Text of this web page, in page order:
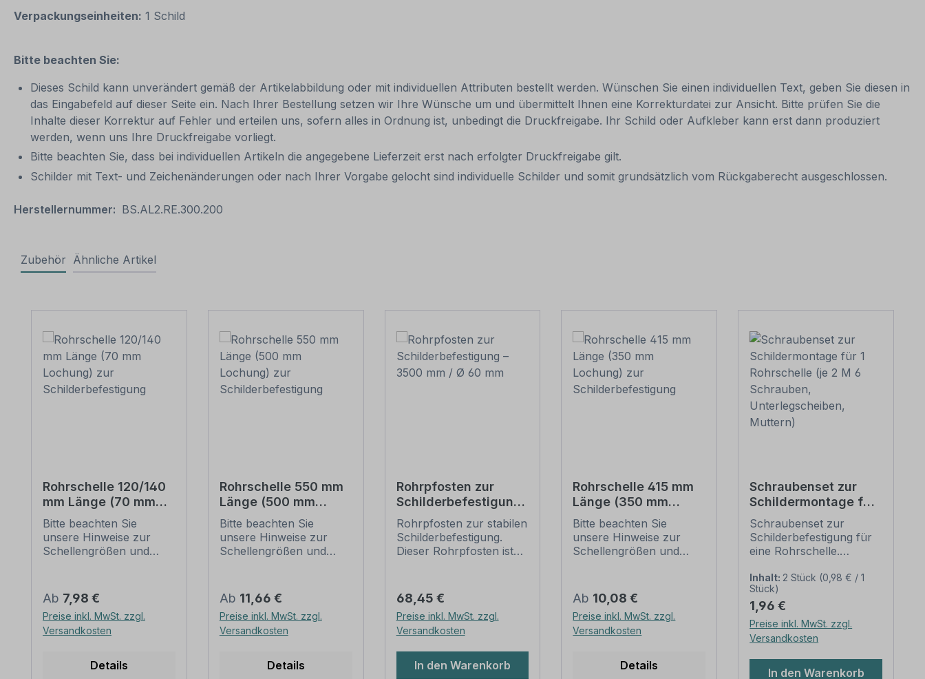
Verpackungseinheiten: 1 Schild
Bitte beachten Sie:
Dieses Schild kann unverändert gemäß der Artikelabbildung oder mit individuellen Attributen bestellt werden. Wünschen Sie einen individuellen Text, geben Sie diesen in
das Eingabefeld auf dieser Seite ein. Nach Ihrer Bestellung setzen wir Ihre Wünsche um und übermittelt Ihnen eine Korrekturdatei zur Ansicht. Bitte prüfen Sie die
Inhalte dieser Korrektur auf Fehler und erteilen uns, sofern alles in Ordnung ist, unbedingt die Druckfreigabe. Ihr Schild oder Aufkleber kann erst dann produziert
werden, wenn uns Ihre Druckfreigabe vorliegt.
Bitte beachten Sie, dass bei individuellen Artikeln die angegebene Lieferzeit erst nach erfolgter Druckfreigabe gilt.
Schilder mit Text- und Zeichenänderungen oder nach Ihrer Vorgabe gelocht sind individuelle Schilder und somit grundsätzlich vom Rückgaberecht ausgeschlossen.
Herstellernummer: BS.AL2.RE.300.200
Zubehör Ähnliche Artikel
Rohrschelle 120/140
mm Länge (70 mm
Lochung) zur
Schilderbefestigung
Bitte beachten Sie
unsere Hinweise zur
Schellengrößen und
(weiter unten).
Rohrschellen nach der
IVZ-Norm stellen die
Standardbefestigungen
Verkehrszeichen dar. Sie
Regulärer Preis:
Ab 7,98 €
Preise inkl. MwSt. zzgl.
Versandkosten
Details
Rohrschelle 550 mm
Länge (500 mm
Lochung) zur
Schilderbefestigung
Bitte beachten Sie
unsere Hinweise zur
Schellengrößen und
(weiter unten).
Rohrschellen nach der
IVZ-Norm stellen die
Standardbefestigungen
Verkehrszeichen dar. Sie
Regulärer Preis:
Ab 11,66 €
Preise inkl. MwSt. zzgl.
Versandkosten
Details
Rohrpfosten zur
Schilderbefestigung
– 3500 mm / Ø 60
mm
Rohrpfosten zur stabilen
Schilderbefestigung.
Dieser Rohrpfosten ist
60 mm geeignet.
Merkmale dieses
Rohrpfostens:
Ausführung: Stahl,
Ausführung -
Regulärer Preis:
68,45 €
Preise inkl. MwSt. zzgl.
Versandkosten
In den Warenkorb
Rohrschelle 415 mm
Länge (350 mm
Lochung) zur
Schilderbefestigung
Bitte beachten Sie
unsere Hinweise zur
Schellengrößen und
(weiter unten).
Rohrschellen nach der
IVZ-Norm stellen die
Standardbefestigungen
Verkehrszeichen dar. Sie
Regulärer Preis:
Ab 10,08 €
Preise inkl. MwSt. zzgl.
Versandkosten
Details
Schraubenset zur
Schildermontage für
1 Rohrschelle (je 2 M
6 Schrauben,
Unterlegscheiben,
Schraubenset zur
Schilderbefestigung für
eine Rohrschelle.
Schraubensets zur
Schilderbefestigung:
Ausführung: Stahl,
feuerverzinkt
Verpackungseinheit -
Set: 2 Stück -
Kreuzschlitzschrauben
M 6 x 16 2 Stück -
Inhalt: 2 Stück (0,98 € / 1
Stück)
Regulärer Preis:
1,96 €
Preise inkl. MwSt. zzgl.
Versandkosten
In den Warenkorb